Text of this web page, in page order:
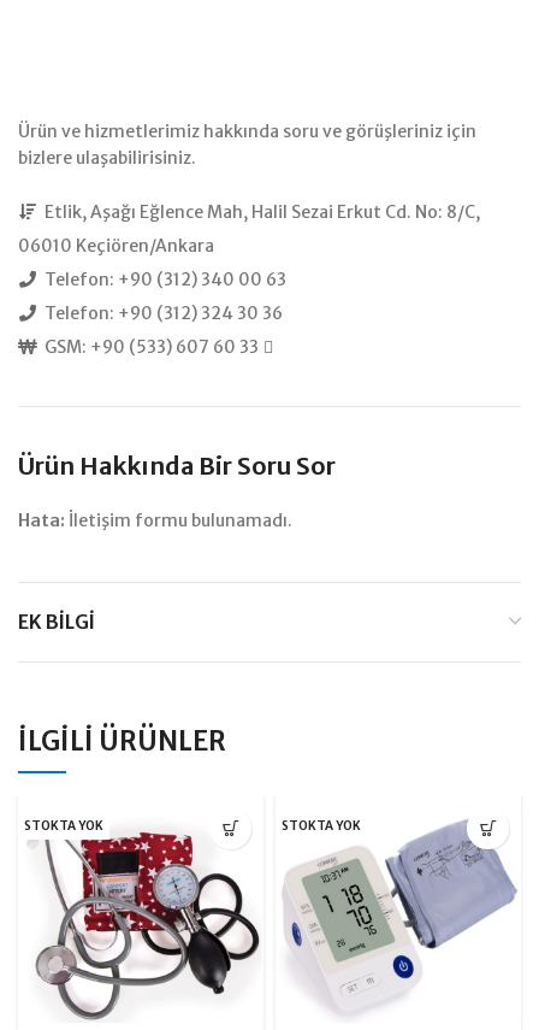
Ürün ve hizmetlerimiz hakkında soru ve görüşleriniz için
bizlere ulaşabilirisiniz.
Etlik, Aşağı Eğlence Mah, Halil Sezai Erkut Cd. No: 8/C,
06010 Keçiören/Ankara
Telefon: +90 (312) 340 00 63
Telefon: +90 (312) 324 30 36
GSM: +90 (533) 607 60 33
Ürün Hakkında Bir Soru Sor
Hata: İletişim formu bulunamadı.
EK BILGI
İLGILI ÜRÜNLER
STOKTA YOK STOKTA YOK